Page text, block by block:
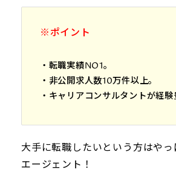
※ポイント
・転職実績NO1。
・非公開求人数10万件以上。
・キャリアコンサルタントが経験
大手に転職したいという方はや
エージェント！